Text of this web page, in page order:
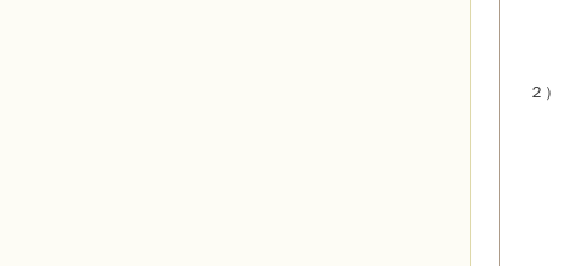
２）